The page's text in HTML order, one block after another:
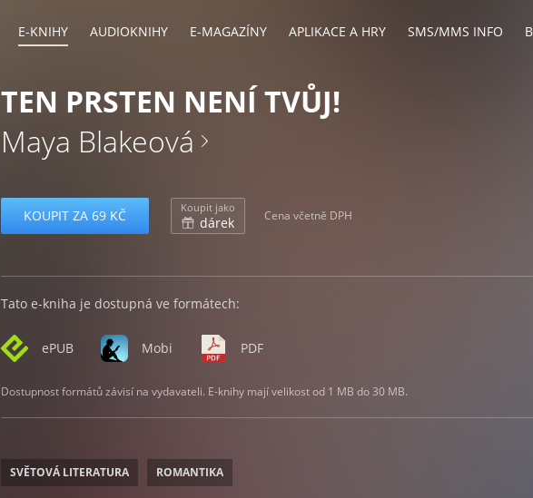
E-KNIHY AUDIOKNIHY E-MAGAZÍNY APLIKACE A HRY SMS/MMS INFO
TEN PRSTEN NENÍ TVŮJ!
Maya Blakeová
KOUPIT ZA 69 KČ Koupit jako
dárek Cena včetně DPH
Tato e-kniha je dostupná ve formátech:
ePUB Mobi PDF
Dostupnost formátů závisí na vydavateli. E-knihy mají velikost od 1 MB do 30 MB.
SVĚTOVÁ LITERATURA ROMANTIKA